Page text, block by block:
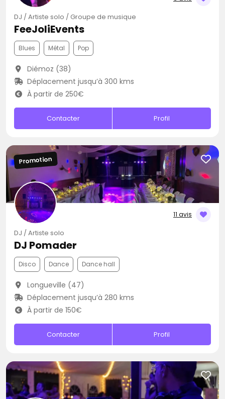
DJ / Artiste solo / Groupe de musique
FeeJoliEvents
Blues Métal Pop
Diémoz (38)
Déplacement jusqu’à 300 kms
À partir de 250€
Contacter Profil
11 avis
Promotion
DJ / Artiste solo
DJ Pomader
Disco Dance Dance hall
Longueville (47)
Déplacement jusqu’à 280 kms
À partir de 150€
Contacter Profil